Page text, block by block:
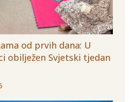
od prvih dana: U
obilježen Svjetski tjedan